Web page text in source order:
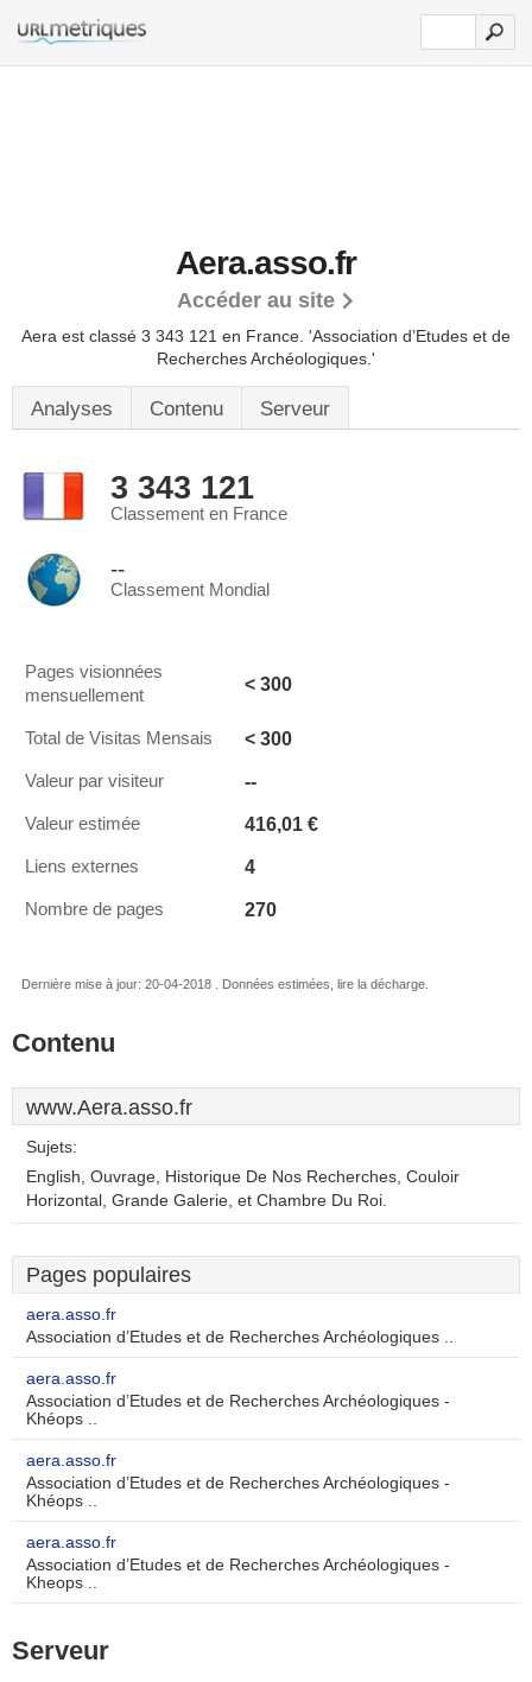
Aera.asso.fr
Accéder au site
Aera est classé 3 343 121 en France. 'Association d’Etudes et de
Recherches Archéologiques.'
Analyses Contenu Serveur
3 343 121
Classement en France
--
Classement Mondial
Pages visionnées
mensuellement
< 300
Total de Visitas Mensais < 300
Valeur par visiteur --
Valeur estimée 416,01 €
Liens externes 4
Nombre de pages 270
Dernière mise à jour: 20-04-2018 . Données estimées, lire la décharge.
Contenu
www.Aera.asso.fr
Sujets:
English, Ouvrage, Historique De Nos Recherches, Couloir
Horizontal, Grande Galerie, et Chambre Du Roi.
Pages populaires
aera.asso.fr
Association d’Etudes et de Recherches Archéologiques ..
aera.asso.fr
Association d’Etudes et de Recherches Archéologiques -
Khéops ..
aera.asso.fr
Association d’Etudes et de Recherches Archéologiques -
Khéops ..
aera.asso.fr
Association d’Etudes et de Recherches Archéologiques -
Kheops ..
Serveur